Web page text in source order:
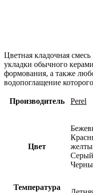
Цветная кладочная
укладки обычного
формования, а также
водопоглащение
Производитель Perel
Цвет
Температура